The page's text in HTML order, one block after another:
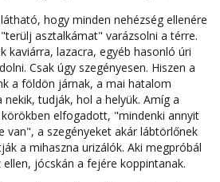
hogy minden nehézség ellenére
asztalkámat" varázsolni a térre.
kaviárra, lazacra, egyéb hasonló úri
Csak úgy szegényesen. Hiszen a
a földön járnak, a mai hatalom
tudják, hol a helyük. Amíg a
elfogadott, "mindenki annyit
van", a szegényeket akár lábtörlőnek
a mihaszna urizálók. Aki megpróbál
ellen, jócskán a fejére koppintanak.